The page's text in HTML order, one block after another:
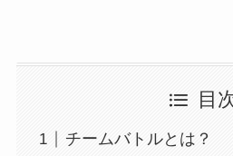
目
チームバトルとは？